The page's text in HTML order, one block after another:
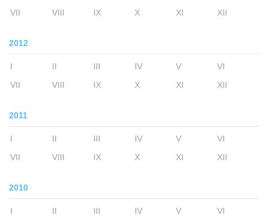
VII
VIII IX X XI XII
2012
I II III IV V
VI
VII
VIII IX X XI XII
2011
I II III IV V
VI
VII
VIII IX X XI XII
2010
I II III IV V
VI